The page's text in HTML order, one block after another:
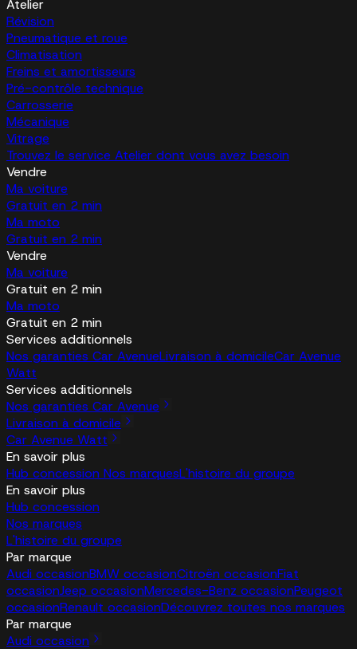
Atelier
Révision
Pneumatique et roue
Climatisation
Freins et amortisseurs
Pré-contrôle technique
Carrosserie
Mécanique
Vitrage
Trouvez le service Atelier dont vous avez besoin
Vendre
Ma voiture
Gratuit en 2 min
Ma moto
Gratuit en 2 min
Vendre
Ma voiture
Gratuit en 2 min
Ma moto
Gratuit en 2 min
Services additionnels
Nos garanties Car AvenueLivraison à domicileCar Avenue
Watt
Services additionnels
Nos garanties Car Avenue
Livraison à domicile
Car Avenue Watt
En savoir plus
Hub concession Nos marquesL'histoire du groupe
En savoir plus
Hub concession
Nos marques
L'histoire du groupe
Par marque
Audi occasionBMW occasionCitroën occasionFiat
occasionJeep occasionMercedes-Benz occasionPeugeot
occasionRenault occasionDécouvrez toutes nos marques
Par marque
Audi occasion